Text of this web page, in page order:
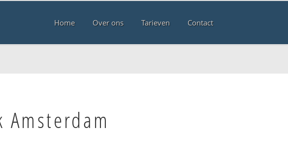
Home Over ons Tarieven Contact